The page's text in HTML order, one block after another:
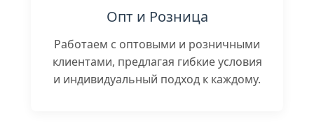
Опт и Розница
Работаем с оптовыми и розничными
клиентами, предлагая гибкие условия
и индивидуальный подход к каждому.